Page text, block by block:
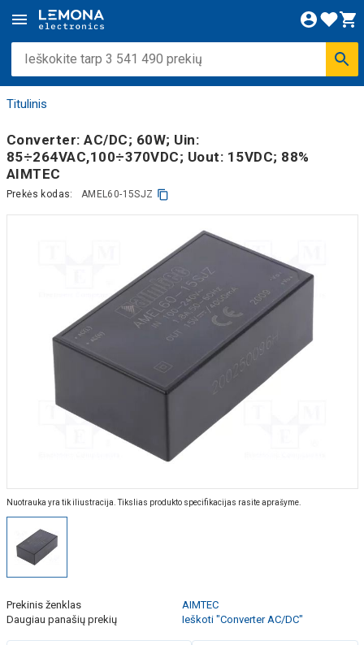
Titulinis
Converter: AC/DC; 60W; Uin:
85÷264VAC,100÷370VDC; Uout: 15VDC; 88%
AIMTEC
Prekės kodas: AMEL60-15SJZ
Nuotrauka yra tik iliustracija. Tikslias produkto specifikacijas rasite aprašyme.
Prekinis ženklas
AIMTEC
Daugiau panašių prekių
Ieškoti "Converter AC/DC"